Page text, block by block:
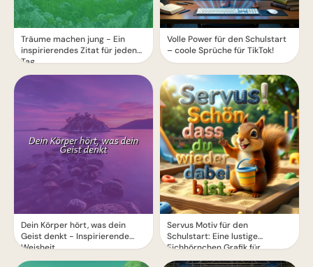
Träume machen jung - Ein
inspirierendes Zitat für jeden
Tag
Dein Körper hört, was dein
Geist denkt - Inspirierende
Weisheit
Volle Power für den Schulstart
– coole Sprüche für TikTok!
Servus Motiv für den
Schulstart: Eine lustige
Eichhörnchen Grafik für
WhatsApp